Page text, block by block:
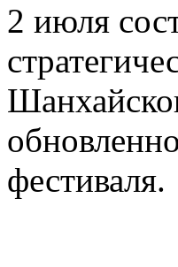
2 июля
фестиваля.